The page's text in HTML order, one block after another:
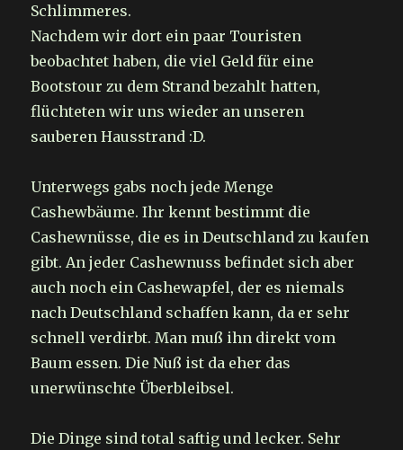
Schlimmeres.
Nachdem wir dort ein paar Touristen
beobachtet haben, die viel Geld für eine
Bootstour zu dem Strand bezahlt hatten,
flüchteten wir uns wieder an unseren
sauberen Hausstrand :D.
Unterwegs gabs noch jede Menge
Cashewbäume. Ihr kennt bestimmt die
Cashewnüsse, die es in Deutschland zu kaufen
gibt. An jeder Cashewnuss befindet sich aber
auch noch ein Cashewapfel, der es niemals
nach Deutschland schaffen kann, da er sehr
schnell verdirbt. Man muß ihn direkt vom
Baum essen. Die Nuß ist da eher das
unerwünschte Überbleibsel.
Die Dinge sind total saftig und lecker. Sehr